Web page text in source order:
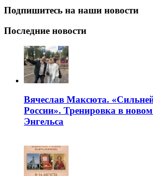
Подпишитесь на наши новости
Последние новости
Вячеслав Максюта.
России». Тренировка в
Энгельса